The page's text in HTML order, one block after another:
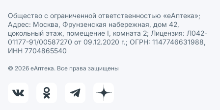
Общество с ограниченной ответственностью «еАптека»;
Адрес: Москва, Фрунзенская набережная, дом 42,
цокольный этаж, помещение I, комната 2; Лицензия: Л042-
01177-91/00587270 от 09.12.2020 г.; ОГРН: 1147746631988,
ИНН 7704865540
© 2026 eАптека. Все права защищены